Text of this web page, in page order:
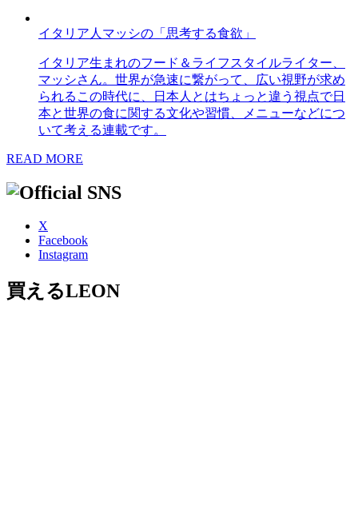
イタリア人マッシの「思考する食欲」
イタリア生まれのフード＆ライフスタイルライター、
マッシさん。世界が急速に繋がって、広い視野が求め
られるこの時代に、日本人とはちょっと違う視点で日
本と世界の食に関する文化や習慣、メニューなどにつ
いて考える連載です。
READ MORE
X
Facebook
Instagram
買えるLEON